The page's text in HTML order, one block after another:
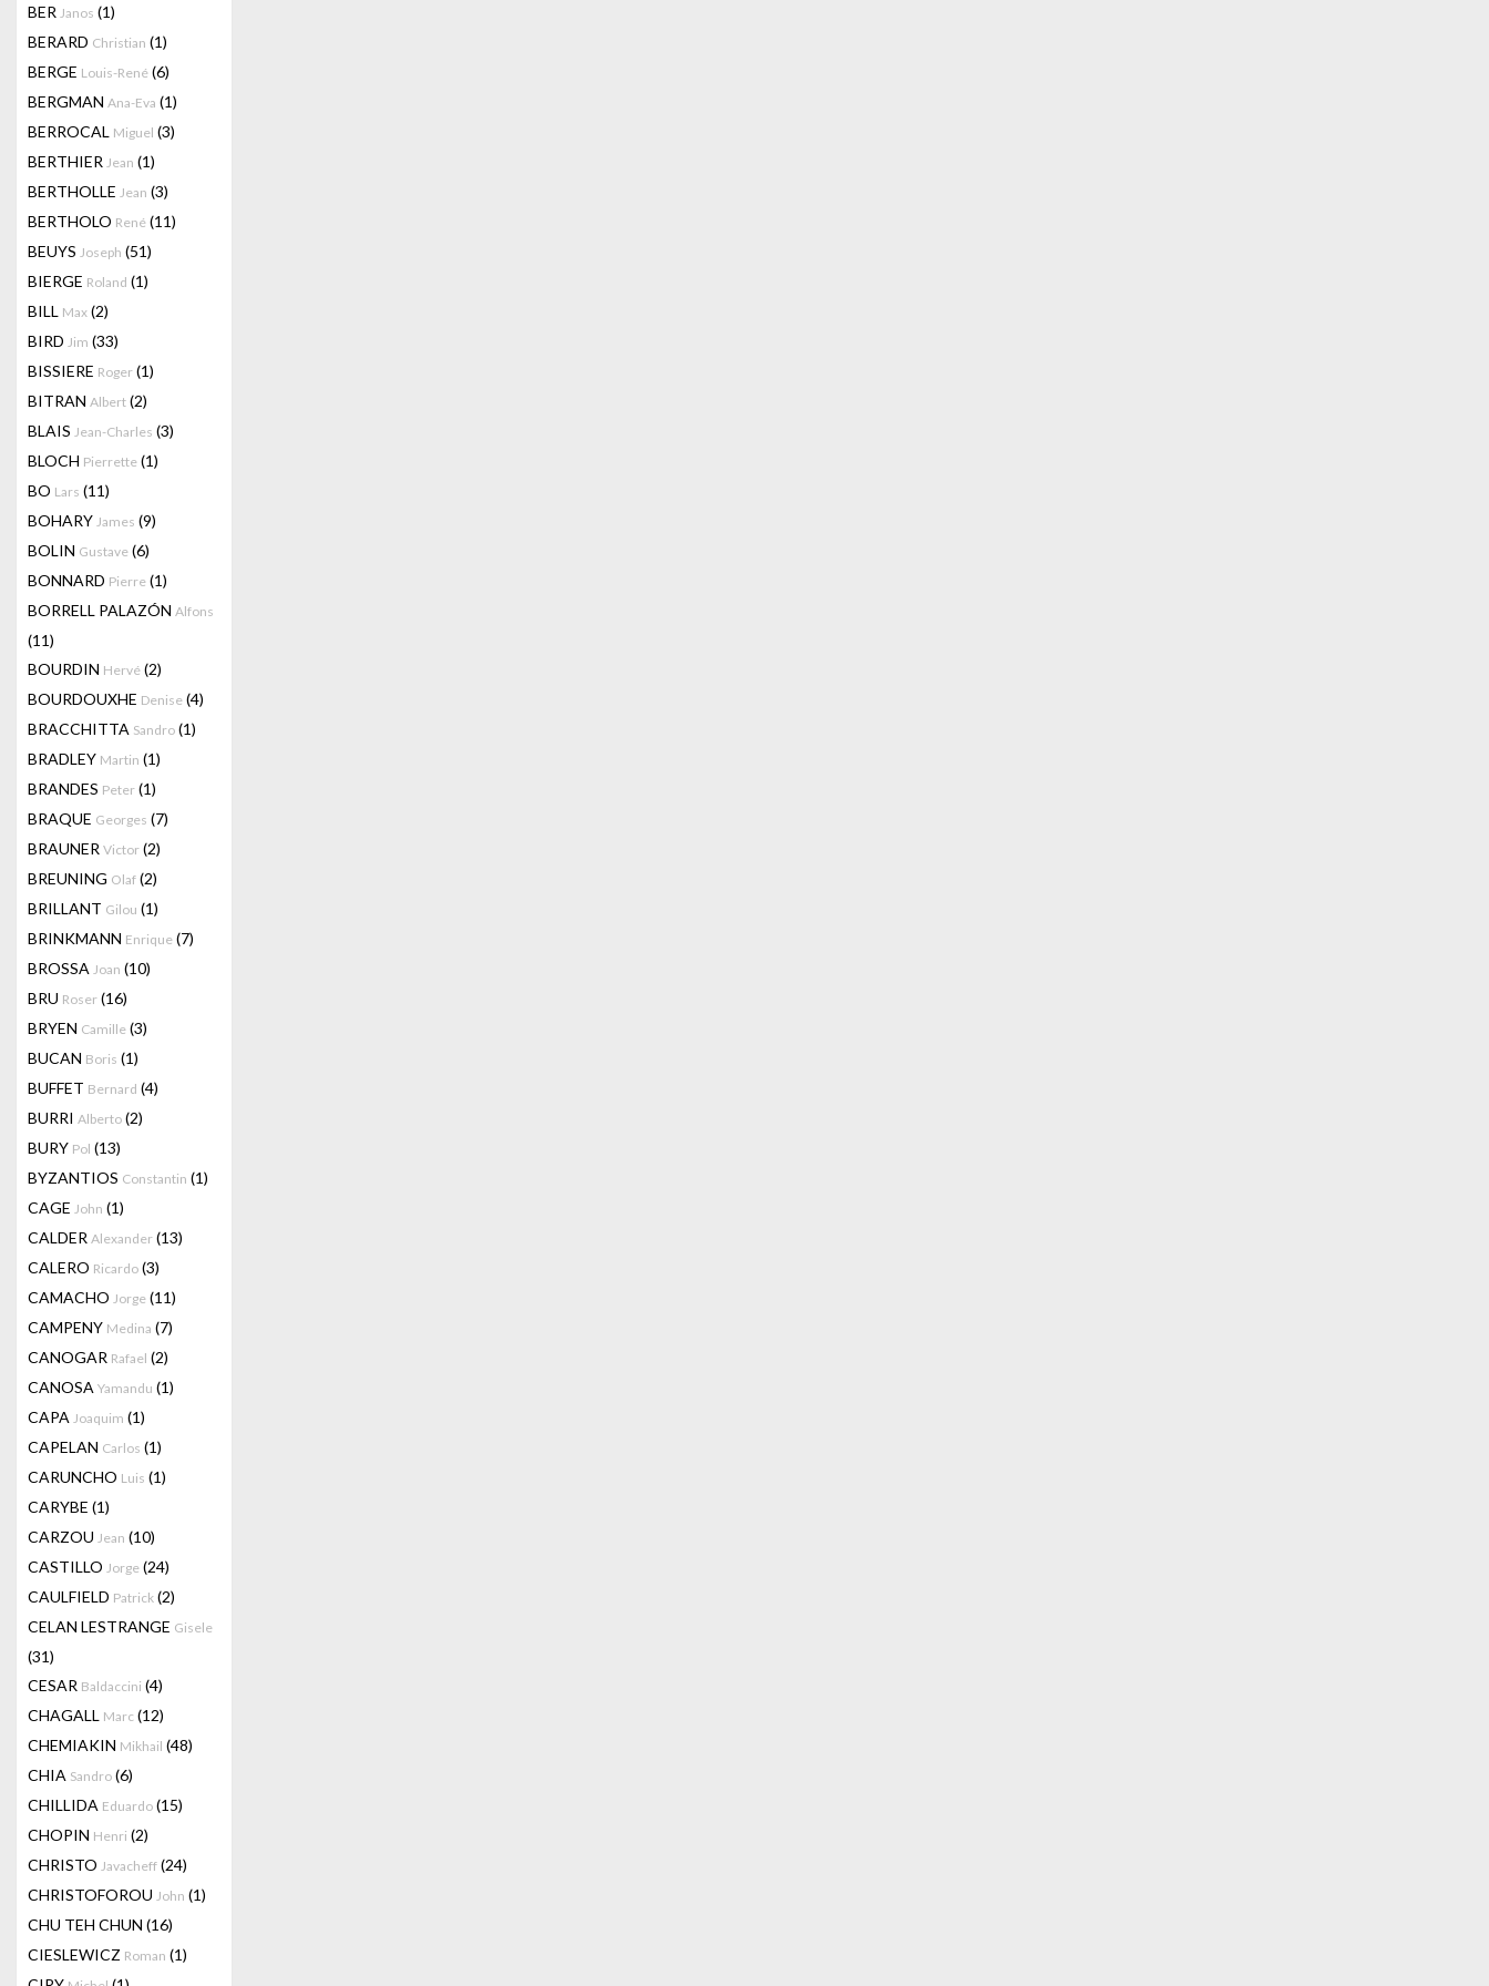
BER Janos (1)
BERARD Christian (1)
BERGE Louis-René (6)
BERGMAN Ana-Eva (1)
BERROCAL Miguel (3)
BERTHIER Jean (1)
BERTHOLLE Jean (3)
BERTHOLO René (11)
BEUYS Joseph (51)
BIERGE Roland (1)
BILL Max (2)
BIRD Jim (33)
BISSIERE Roger (1)
BITRAN Albert (2)
BLAIS Jean-Charles (3)
BLOCH Pierrette (1)
BO Lars (11)
BOHARY James (9)
BOLIN Gustave (6)
BONNARD Pierre (1)
BORRELL PALAZÓN Alfons
(11)
BOURDIN Hervé (2)
BOURDOUXHE Denise (4)
BRACCHITTA Sandro (1)
BRADLEY Martin (1)
BRANDES Peter (1)
BRAQUE Georges (7)
BRAUNER Victor (2)
BREUNING Olaf (2)
BRILLANT Gilou (1)
BRINKMANN Enrique (7)
BROSSA Joan (10)
BRU Roser (16)
BRYEN Camille (3)
BUCAN Boris (1)
BUFFET Bernard (4)
BURRI Alberto (2)
BURY Pol (13)
BYZANTIOS Constantin (1)
CAGE John (1)
CALDER Alexander (13)
CALERO Ricardo (3)
CAMACHO Jorge (11)
CAMPENY Medina (7)
CANOGAR Rafael (2)
CANOSA Yamandu (1)
CAPA Joaquim (1)
CAPELAN Carlos (1)
CARUNCHO Luis (1)
CARYBE (1)
CARZOU Jean (10)
CASTILLO Jorge (24)
CAULFIELD Patrick (2)
CELAN LESTRANGE Gisele
(31)
CESAR Baldaccini (4)
CHAGALL Marc (12)
CHEMIAKIN Mikhail (48)
CHIA Sandro (6)
CHILLIDA Eduardo (15)
CHOPIN Henri (2)
CHRISTO Javacheff (24)
CHRISTOFOROU John (1)
CHU TEH CHUN (16)
CIESLEWICZ Roman (1)